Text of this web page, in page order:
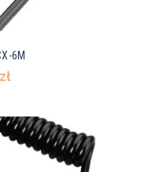
6M